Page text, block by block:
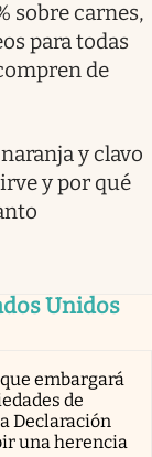
sobre carnes,
para todas
de
y clavo
y por qué
Unidos
embargará
de
Declaración
una herencia